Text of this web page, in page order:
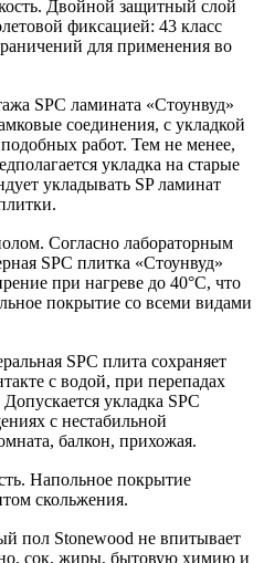
Двойной защитный слой
фиксацией: 43 класс
для применения во
SPC ламината «Стоунвуд»
соединения, с укладкой
работ. Тем не менее,
укладка на старые
укладывать SP ламинат
Согласно лабораторным
SPC плитка «Стоунвуд»
при нагреве до 40°С, что
покрытие со всеми видами
SPC плита сохраняет
с водой, при перепадах
укладка SPC
с нестабильной
балкон, прихожая.
Напольное покрытие
скольжения.
пол Stonewood не впитывает
сок, жиры, бытовую химию и